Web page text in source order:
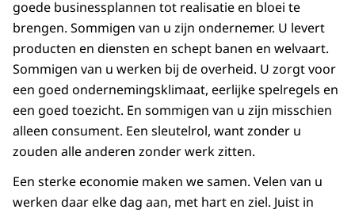
goede businessplannen tot realisatie en bloei te
brengen. Sommigen van u zijn ondernemer. U levert
producten en diensten en schept banen en welvaart.
Sommigen van u werken bij de overheid. U zorgt voor
een goed ondernemingsklimaat, eerlijke spelregels en
een goed toezicht. En sommigen van u zijn misschien
alleen consument. Een sleutelrol, want zonder u
zouden alle anderen zonder werk zitten.
Een sterke economie maken we samen. Velen van u
werken daar elke dag aan, met hart en ziel. Juist in